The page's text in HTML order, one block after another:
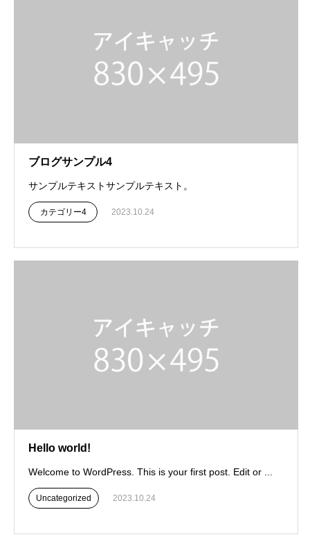
ブログサンプル4
サンプルテキストサンプルテキスト。
カテゴリー4 2023.10.24
Hello world!
Welcome to WordPress. This is your first post. Edit or ...
Uncategorized 2023.10.24